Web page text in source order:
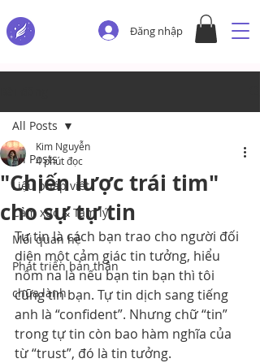
Đăng nhập
All Posts
Liệu pháp viết
Cảm xúc & Tâm lý
Mối quan hệ
Phát triển bản thân
chữa lành
All Posts
"Chiến lược trái tim"
cho sự tự tin
Kim Nguyễn
4 phút đọc
Tự tin là cách bạn trao cho người đối
diện một cảm giác tin tưởng, hiểu
nôm na là nếu bạn tin bạn thì tôi
cũng tin bạn. Tự tin dịch sang tiếng
anh là “confident”. Nhưng chữ “tin”
trong tự tin còn bao hàm nghĩa của
từ “trust”, đó là tin tưởng.